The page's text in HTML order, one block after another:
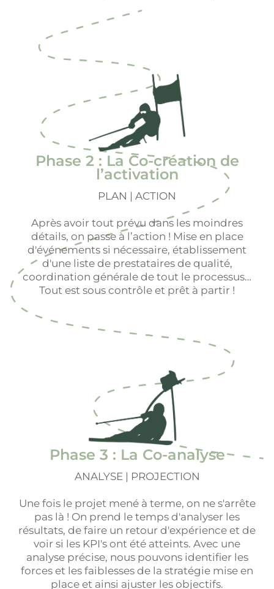
Phase 2 : La Co-création de
l’activation
PLAN | ACTION
Après avoir tout prévu dans les moindres
détails, on passe à l’action ! Mise en place
d'événements si nécessaire, établissement
d'une liste de prestataires de qualité,
coordination générale de tout le processus…
Tout est sous contrôle et prêt à partir !
Phase 3 : La Co-analyse
ANALYSE | PROJECTION
Une fois le projet mené à terme, on ne s'arrête
pas là ! On prend le temps d'analyser les
résultats, de faire un retour d'expérience et de
voir si les KPI's ont été atteints. Avec une
analyse précise, nous pouvons identifier les
forces et les faiblesses de la stratégie mise en
place et ainsi ajuster les objectifs.